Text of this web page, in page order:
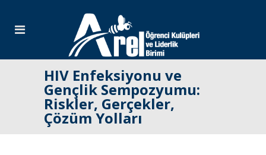
HIV Enfeksiyonu ve
Gençlik Sempozyumu:
Riskler, Gerçekler,
Çözüm Yolları